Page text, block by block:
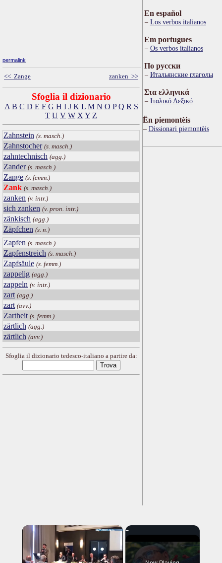
permalink
<< Zange zanken >>
Sfoglia il dizionario
A B C D E F G H I J K L M N O P Q R S
T U V W X Y Z
Zahnstein (s. masch.)
Zahnstocher (s. masch.)
zahntechnisch (agg.)
Zander (s. masch.)
Zange (s. femm.)
Zank (s. masch.)
zanken (v. intr.)
sich zanken (v. pron. intr.)
zänkisch (agg.)
Zäpfchen (s. n.)
Zapfen (s. masch.)
Zapfenstreich (s. masch.)
Zapfsäule (s. femm.)
zappelig (agg.)
zappeln (v. intr.)
zart (agg.)
zart (avv.)
Zartheit (s. femm.)
zärtlich (agg.)
zärtlich (avv.)
Sfoglia il dizionario tedesco-italiano a partire da:
En español
Los verbos italianos
Em portugues
Os verbos italianos
По русски
Итальянские глаголы
Στα ελληνικά
Ιταλικό Λεξικό
Ën piemontèis
Dissionari piemontèis
×